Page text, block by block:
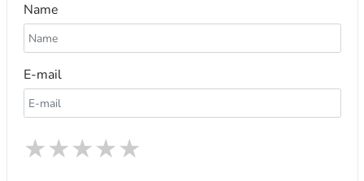
Name
E-mail
★
★
★
★
★